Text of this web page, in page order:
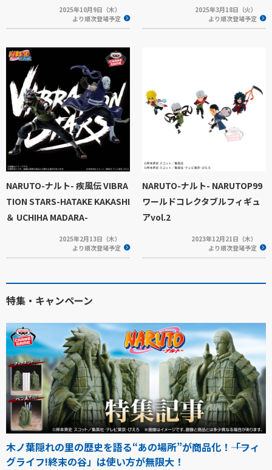
2025年10月9日（木）
より順次登場予定
2025年3月18日（火）
より順次登場予定
NARUTO-ナルト- 疾風伝 VIBRA
TION STARS-HATAKE KAKASHI
＆ UCHIHA MADARA-
2025年2月13日（木）
より順次登場予定
NARUTO-ナルト- NARUTOP99
ワールドコレクタブルフィギュ
アvol.2
2023年12月21日（木）
より順次登場予定
特集・キャンペーン
木ノ葉隠れの里の歴史を語る“あの場所”が商品化！――「フィ
グライフ!終末の谷」は使い方が無限大！